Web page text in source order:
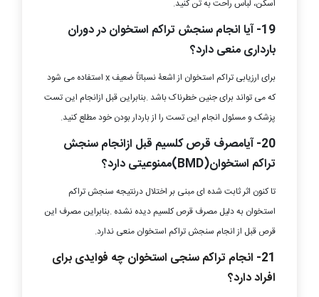
اسکن، لباس راحت به تن کنید.
19- آیا انجام سنجش تراکم استخوان در دوران
بارداری منعی دارد؟
برای ارزیابی تراکم استخوان از اشعۀ نسباتاً ضعیف x استفاده می شود
که می تواند برای جنین خطرناک باشد .بنابراین قبل ازانجام این تست
پزشک و مسئول انجام این تست را از باردار بودن خود مطلع کنید.
20- آیامصرف قرص کلسیم قبل ازانجام سنجش
تراکم استخوان(BMD)ممنوعیتی دارد؟
تا کنون اثر ثابت شده ای مبنی بر اختلال درنتیجه سنجش تراکم
استخوان به دلیل مصرف قرص کلسیم دیده نشده .بنابراین مصرف این
قرص قبل از انجام سنجش تراکم استخوان منعی ندارد.
21- انجام تراکم سنجی استخوان چه فوایدی برای
افراد دارد؟